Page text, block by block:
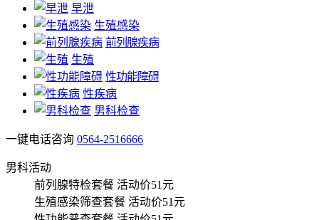
早泄
生殖感染
前列腺疾病
生殖
性功能障碍
性疾病
男科检查
一键电话咨询 0564-2516666
男科活动
前列腺特检套餐 活动价51元
生殖感染筛查套餐 活动价51元